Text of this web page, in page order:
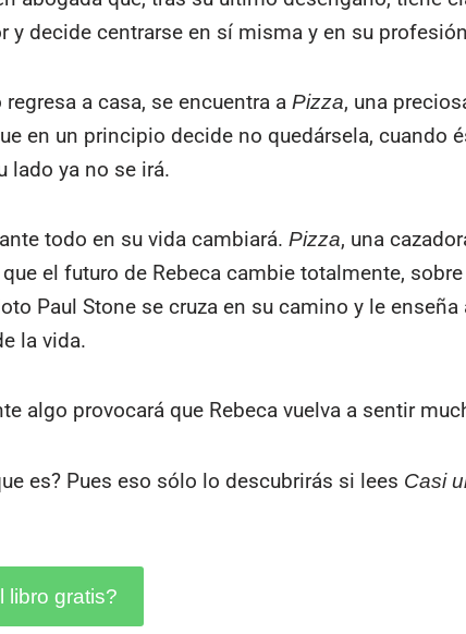
y decide centrarse en sí misma y en su
a casa, se encuentra a Pizza, una
en un principio decide no quedársela, cuando
lado ya no se irá.
todo en su vida cambiará. Pizza, una
el futuro de Rebeca cambie totalmente,
Paul Stone se cruza en su camino y le enseña
la vida.
algo provocará que Rebeca vuelva a sentir
es? Pues eso sólo lo descubrirás si lees Casi
libro gratis?